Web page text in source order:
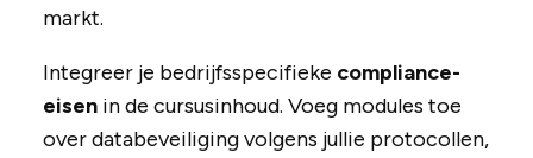
markt.
Integreer je bedrijfsspecifieke compliance-
eisenin de cursusinhoud. Voeg modules toe
over databeveiliging volgens jullie protocollen,